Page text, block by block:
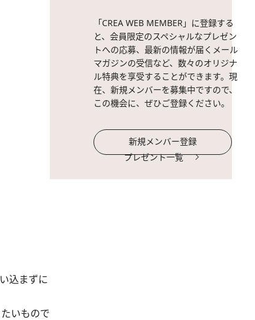
込まずに
いもので
「CREA WEB MEMBER」に登録する
と、会員限定のスペシャルなプレゼン
トへの応募、最新の情報が届くメール
マガジンの受信など、数々のオリジナ
ル特典を享受することができます。現
在、新規メンバーを募集中ですので、
この機会に、ぜひご登録ください。
新規メンバー登録
プレゼント一覧